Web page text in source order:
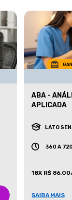
ABA -
APLICADA
LATO
360 A
18X R$
SAIBA MAIS